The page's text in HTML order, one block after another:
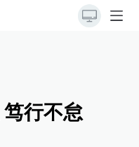
笃行不怠